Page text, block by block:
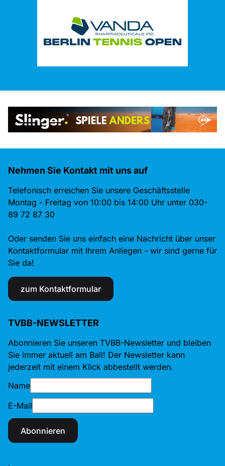
Nehmen Sie Kontakt mit uns auf
Telefonisch erreichen Sie unsere Geschäftsstelle
Montag - Freitag von 10:00 bis 14:00 Uhr unter 030-
89 72 87 30
Oder senden Sie uns einfach eine Nachricht über unser
Kontaktformular mit Ihrem Anliegen - wir sind gerne für
Sie da!
zum Kontaktformular
TVBB-NEWSLETTER
Abonnieren Sie unseren TVBB-Newsletter und bleiben
Sie immer aktuell am Ball! Der Newsletter kann
jederzeit mit einem Klick abbestellt werden.
Name
E-Mail
Abonnieren